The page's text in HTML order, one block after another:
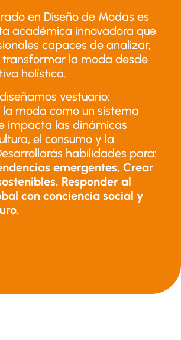
en Diseño de Modas es
académica innovadora que
capaces de analizar,
la moda desde
holística.
vestuario:
moda como un sistema
impacta las dinámicas
el consumo y la
habilidades para:
emergentes, Crear
Responder al
con conciencia social y